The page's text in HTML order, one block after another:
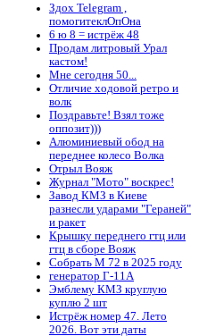
Здох Telegram ,
помогитеклОпОна
6 ю 8 = истрёж 48
Продам литровый Урал
кастом!
Мне сегодня 50...
Отличие ходовой ретро и
волк
Поздравьте! Взял тоже
оппозит)))
Алюминиевый обод на
переднее колесо Волка
Отрыл Вояж
Журнал "Мото" воскрес!
Завод КМЗ в Киеве
разнесли ударами "Гераней"
и ракет
Крышку переднего гтц или
гтц в сборе Вояж
Собрать М 72 в 2025 году
генератор Г-11А
Эмблему КМЗ круглую
куплю 2 шт
Истрёж номер 47. Лето
2026. Вот эти даты